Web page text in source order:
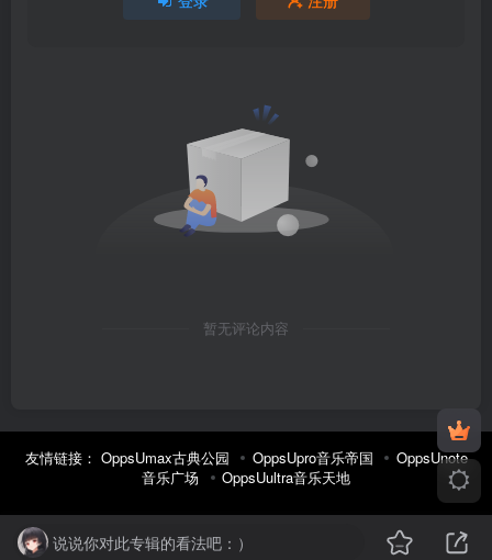
暂无评论内容
友情链接： OppsUmax古典公园 OppsUpro音乐帝国
OppsUnote
音乐广场
OppsUultra音乐天地
说说你对此专辑的看法吧：）